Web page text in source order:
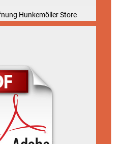
Hunkemöller Store